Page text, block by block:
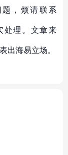
，烦请联系
处理。文章来
出海易立场。